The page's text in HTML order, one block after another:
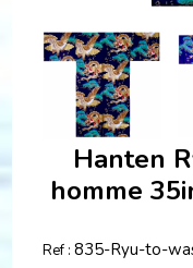
Hanten
homme
Ref : 835-Ryu-to-